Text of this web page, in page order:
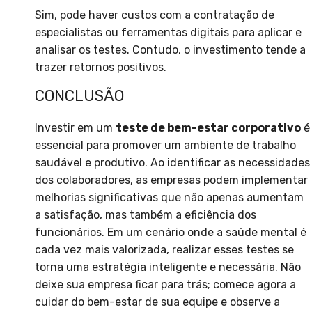
Sim, pode haver custos com a contratação de
especialistas ou ferramentas digitais para aplicar e
analisar os testes. Contudo, o investimento tende a
trazer retornos positivos.
CONCLUSÃO
Investir em um teste de bem-estar corporativo é
essencial para promover um ambiente de trabalho
saudável e produtivo. Ao identificar as necessidades
dos colaboradores, as empresas podem implementar
melhorias significativas que não apenas aumentam
a satisfação, mas também a eficiência dos
funcionários. Em um cenário onde a saúde mental é
cada vez mais valorizada, realizar esses testes se
torna uma estratégia inteligente e necessária. Não
deixe sua empresa ficar para trás; comece agora a
cuidar do bem-estar de sua equipe e observe a